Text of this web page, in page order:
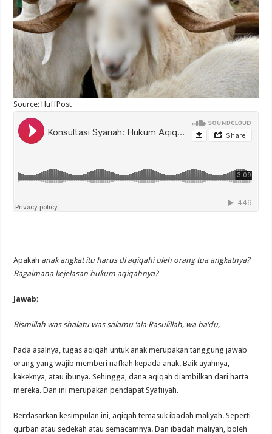
Source: HuffPost
Apakah anak angkat itu harus di aqiqahi oleh orang tua angkatnya?
Bagaimana kejelasan hukum aqiqahnya?
Jawab:
Bismillah was shalatu was salamu ‘ala Rasulillah, wa ba’du,
Pada asalnya, tugas aqiqah untuk anak merupakan tanggung jawab
orang yang wajib memberi nafkah kepada anak. Baik ayahnya,
kakeknya, atau ibunya. Sehingga, dana aqiqah diambilkan dari harta
mereka. Dan ini merupakan pendapat Syafiiyah.
Berdasarkan kesimpulan ini, aqiqah temasuk ibadah maliyah. Seperti
qurban atau sedekah atau semacamnya. Dan ibadah maliyah, boleh